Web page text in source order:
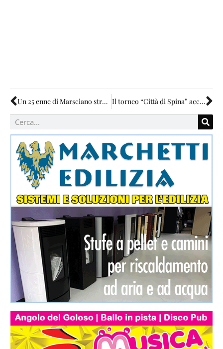
Un 25 enne di Marsciano stroncato in auto da un infarto Il torneo “Città di Spina” accende i motori